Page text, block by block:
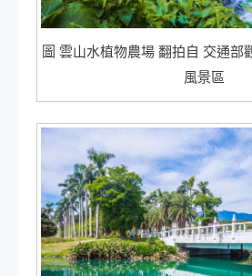
圖 雲山水植物農場 翻拍自 交通部
風景區